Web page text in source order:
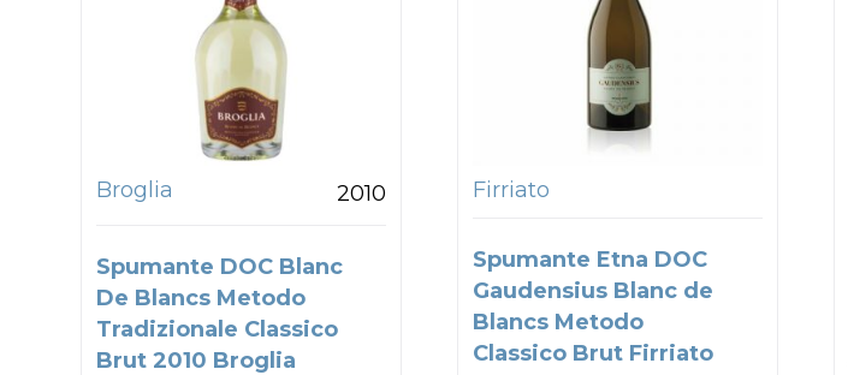
Broglia 2010
Spumante DOC Blanc
De Blancs Metodo
Tradizionale Classico
Brut 2010 Broglia
Firriato
Spumante Etna DOC
Gaudensius Blanc de
Blancs Metodo
Classico Brut Firriato